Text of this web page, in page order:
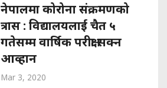
नेपालमा कोरोना संक्रमणको
त्रास : विद्यालयलाई चैत ५
गतेसम्म वार्षिक परीक्षा सक्न
आव्हान
Mar 3, 2020